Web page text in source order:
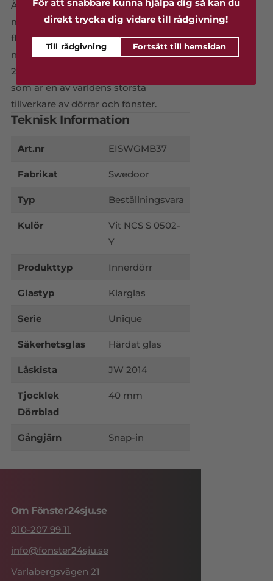
Åstorp. På grund av sin storlek har
man ett rekordstort sortiment med
flera olika dörrserier som alla erbjuder
något unikt på marknaden. Sedan
2012 är Swedoor en del av JELD-WEN
som är en av världens största
tillverkare av dörrar och fönster.
Teknisk Information
Art.nr EISWGMB37
Fabrikat Swedoor
Typ Beställningsvara
Kulör
Vit NCS S 0502-
Y
Produkttyp Innerdörr
Glastyp Klarglas
Serie Unique
Säkerhetsglas Härdat glas
Låskista JW 2014
Tjocklek
Dörrblad
40 mm
Gångjärn Snap-in
Om Fönster24sju.se
010-207 99 11
info@fonster24sju.se
Varlabergsvägen 21
För att snabbare kunna hjälpa dig så kan du
direkt trycka dig vidare till rådgivning!
Till rådgivning Fortsätt till hemsidan